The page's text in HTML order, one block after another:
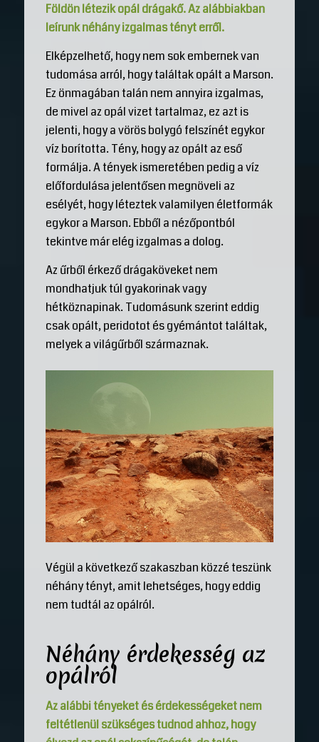
Földön létezik opál drágakő. Az alábbiakban
leírunk néhány izgalmas tényt erről.
Elképzelhető, hogy nem sok embernek van
tudomása arról, hogy találtak opált a Marson.
Ez önmagában talán nem annyira izgalmas,
de mivel az opál vizet tartalmaz, ez azt is
jelenti, hogy a vörös bolygó felszínét egykor
víz borította. Tény, hogy az opált az eső
formálja. A tények ismeretében pedig a víz
előfordulása jelentősen megnöveli az
esélyét, hogy léteztek valamilyen életformák
egykor a Marson. Ebből a nézőpontból
tekintve már elég izgalmas a dolog.
Az űrből érkező drágaköveket nem
mondhatjuk túl gyakorinak vagy
hétköznapinak. Tudomásunk szerint eddig
csak opált, peridotot és gyémántot találtak,
melyek a világűrből származnak.
Végül a következő szakaszban közzé teszünk
néhány tényt, amit lehetséges, hogy eddig
nem tudtál az opálról.
Néhány érdekesség az
opálról
Az alábbi tényeket és érdekességeket nem
feltétlenül szükséges tudnod ahhoz, hogy